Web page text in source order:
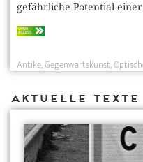
gefährliche Potential
OPEN
ACCESS
Antike Gegenwartskunst
Aktuelle Texte